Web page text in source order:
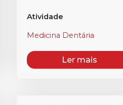
Atividade
Medicina Dentária
Ler mais